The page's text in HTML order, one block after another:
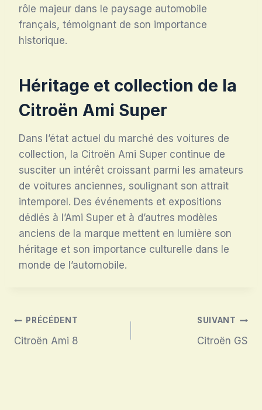
rôle majeur dans le paysage automobile
français, témoignant de son importance
historique.
Héritage et collection de la
Citroën Ami Super
Dans l’état actuel du marché des voitures de
collection, la Citroën Ami Super continue de
susciter un intérêt croissant parmi les amateurs
de voitures anciennes, soulignant son attrait
intemporel. Des événements et expositions
dédiés à l’Ami Super et à d’autres modèles
anciens de la marque mettent en lumière son
héritage et son importance culturelle dans le
monde de l’automobile.
Navigation
de
PRÉCÉDENT
Citroën Ami 8
SUIVANT
Citroën GS